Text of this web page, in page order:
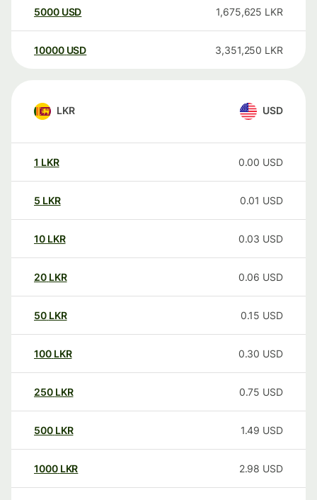
5000 USD 1,675,625 LKR
10000 USD 3,351,250 LKR
LKR USD
1 LKR 0.00 USD
5 LKR 0.01 USD
10 LKR 0.03 USD
20 LKR 0.06 USD
50 LKR 0.15 USD
100 LKR 0.30 USD
250 LKR 0.75 USD
500 LKR 1.49 USD
1000 LKR 2.98 USD